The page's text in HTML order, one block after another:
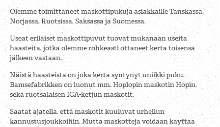
Olemme toimittaneet maskottipukuja asiakkaille Tanskassa,
Norjassa, Ruotsissa, Saksassa ja Suomessa.
Useat erilaiset maskottipuvut tuovat mukanaan useita
haasteita, jotka olemme rohkeasti ottaneet kerta toisensa
jälkeen vastaan.
Näistä haasteista on joka kerta syntynyt uniikki puku.
Bamsefabrikken on luonut mm. Hoplopin maskotin Hopin,
sekä ruotsalaisen ICA-ketjun maskotit.
Saatat ajatella, että maskotit kuuluvat urheilun
kannustusjoukkoihin. Mutta maskotteja voidaan käyttää